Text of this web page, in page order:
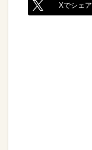
Xでシェア